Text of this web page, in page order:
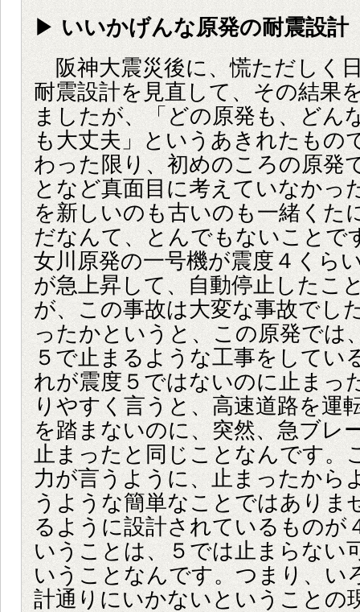
▶ いいかげんな原発の耐震設計
阪神大震災後に、慌ただしく
耐震設計を見直して、その結果
ましたが、「どの原発も、どん
も大丈夫」というあきれたもの
わった限り、初めのころの原発
となど真面目に考えていなかっ
を新しいのも古いのも一緒くた
だなんて、とんでもないことで
女川原発の一号機が震度４くら
が急上昇して、自動停止したこ
が、この事故は大変な事故でし
ったかというと、この原発では
５で止まるような工事をしてい
れが震度５ではないのに止まっ
りやすく言うと、高速道路を運
を踏まないのに、突然、急ブレ
止まったと同じことなんです。
力が言うように、止まったから
うような簡単なことではありま
るように設計されているものが
いうことは、５では止まらない
いうことなんです。つまり、い
計通りにいかないということの